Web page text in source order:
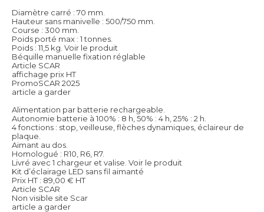
Diamètre carré : 70 mm.
Hauteur sans manivelle : 500/750 mm.
Course : 300 mm.
Poids porté max : 1 tonnes.
Poids : 11,5 kg. Voir le produit
Béquille manuelle fixation réglable
Article SCAR
affichage prix HT
PromoSCAR 2025
article a garder
Alimentation par batterie rechargeable.
Autonomie batterie à 100% : 8 h, 50% : 4 h, 25% : 2 h.
4 fonctions : stop, veilleuse, flèches dynamiques, éclaireur de
plaque.
Aimant au dos.
Homologué : R10, R6, R7.
Livré avec 1 chargeur et valise. Voir le produit
Kit d’éclairage LED sans fil aimanté
Prix HT : 89,00 € HT
Article SCAR
Non visible site Scar
article a garder